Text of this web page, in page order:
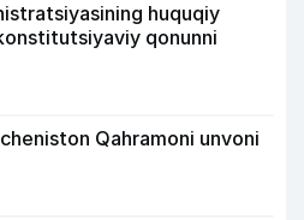
huquqiy
qonunni
Qahramoni unvoni